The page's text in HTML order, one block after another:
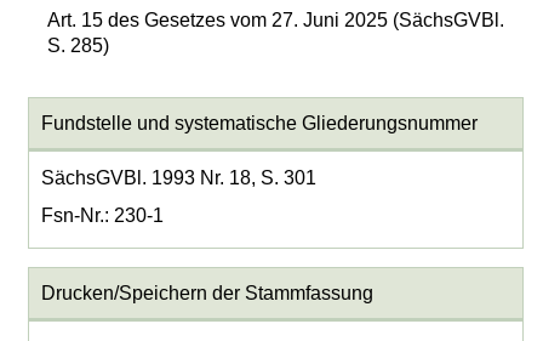
Art. 15 des Gesetzes vom 27. Juni 2025 (SächsGVBl.
S. 285)
Fundstelle und systematische Gliederungsnummer
SächsGVBl. 1993 Nr. 18, S. 301
Fsn-Nr.: 230-1
Drucken/Speichern der Stammfassung